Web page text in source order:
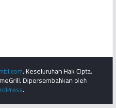
. Keseluruhan Hak Cipta.
Dipersembahkan oleh
.